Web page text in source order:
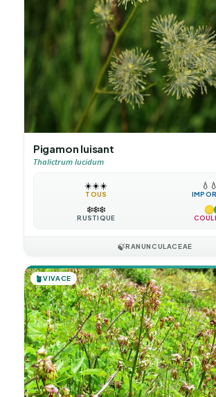
Pigamon luisant
Thalictrum lucidum
☀️☀️☀️
TOUS
💧 💧
❄️❄️❄️
RUSTIQUE
🍃RANUNCULACEAE
🪴VIVACE